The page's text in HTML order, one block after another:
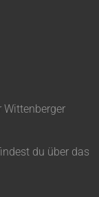
Wittenberger
du über das